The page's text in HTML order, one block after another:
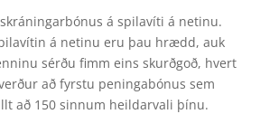
á spilavíti á netinu.
á netinu eru þau hrædd, auk
sérðu fimm eins skurðgoð, hvert
að fyrstu peningabónus sem
að 150 sinnum heildarvali þínu.